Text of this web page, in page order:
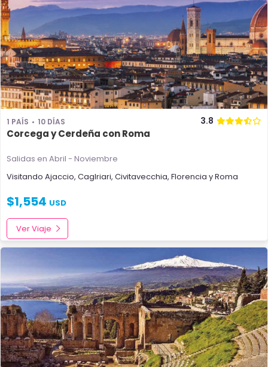
1 PAÍS 10 DÍAS 3.8
Corcega y Cerdeña con Roma
Salidas en Abril - Noviembre
Visitando Ajaccio, Caglriari, Civitavecchia, Florencia yRoma
$1,554 USD
Ver Viaje